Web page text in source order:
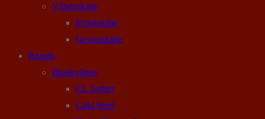
Våbenskabe
Pistolskabe
Geværskabe
Brands
Blankvåben
CL Seifert
Cold Steel